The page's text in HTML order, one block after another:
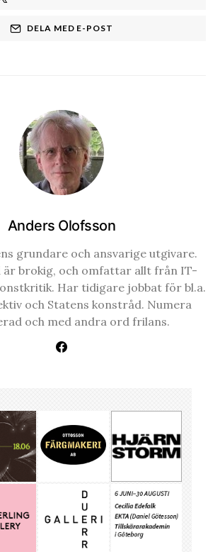
DELA MED E-POST
Anders Olofsson
grundare och ansvarige utgivare.
är brokig, och omfattar allt från IT-
Har tidigare jobbat för bl.a.
och Statens konstråd. Numera
och med andra ord frilans.